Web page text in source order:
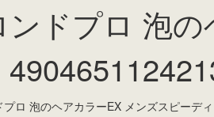
ンドプロ 泡
プロ 泡のヘアカラーEX メンズスピー